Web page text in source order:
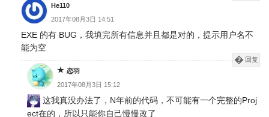
He110
2017年08月3日 14:51
EXE 的有 BUG，我填完所有信息并且都是对的，提示用户名不
能为空
回复
恋羽
2017年08月3日 15:12
这我真没办法了，N年前的代码，不可能有一个完整的Proj
ect在的，所以只能你自己慢慢改了